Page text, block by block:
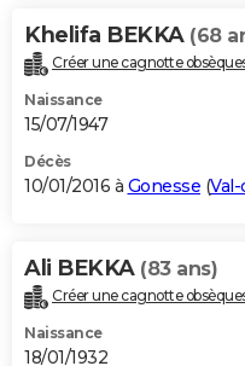
Khelifa BEKKA (68
Créer une cagnotte
Naissance
15/07/1947
Décès
10/01/2016 à Gonesse (
Ali BEKKA (83 ans)
Créer une cagnotte
Naissance
18/01/1932